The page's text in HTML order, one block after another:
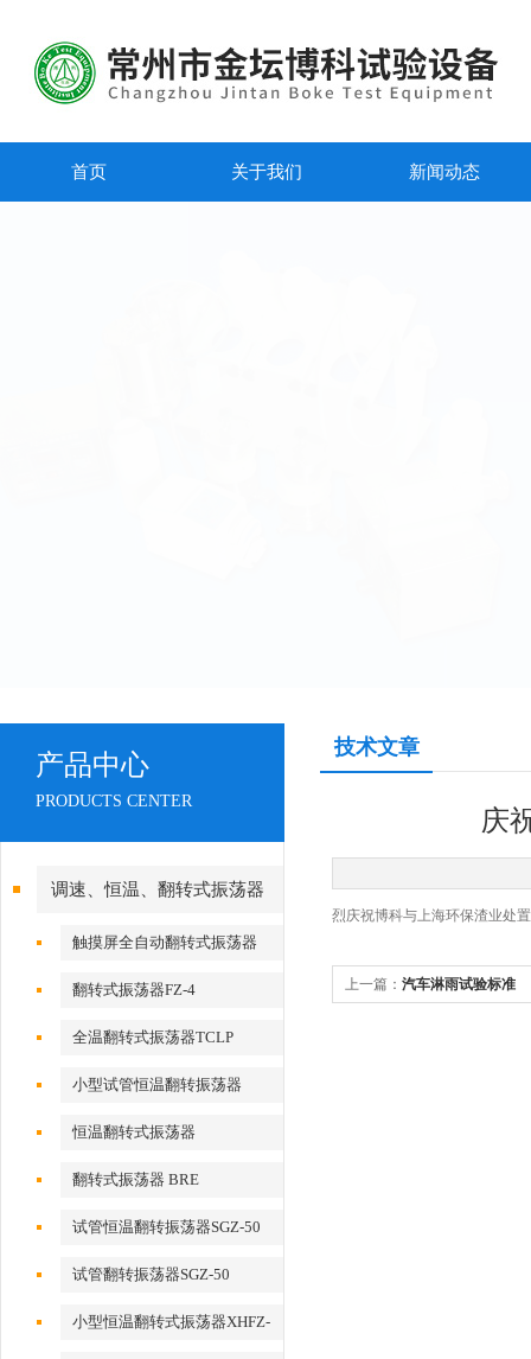
首页 关于我们 新闻动态
产品中心
PRODUCTS CENTER
调速、恒温、翻转式振荡器
触摸屏全自动翻转式振荡器
翻转式振荡器FZ-4
全温翻转式振荡器TCLP
小型试管恒温翻转振荡器
恒温翻转式振荡器
翻转式振荡器 BRE
试管恒温翻转振荡器SGZ-50
试管翻转振荡器SGZ-50
小型恒温翻转式振荡器XHFZ-
技术文章
庆
烈庆祝博科与上海环保渣业处
上一篇： 汽车淋雨试验标准